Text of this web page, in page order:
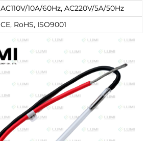
AC110V/10A/60Hz, AC220V/5A/50Hz
CE, RoHS, ISO9001